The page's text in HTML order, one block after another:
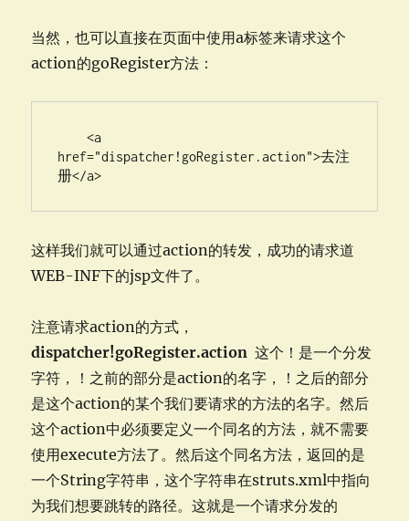
当然，也可以直接在页面中使用a标签来请求这个
action的goRegister方法：
    <a
href="dispatcher!goRegister.action">去注
册</a>
这样我们就可以通过action的转发，成功的请求道
WEB-INF下的jsp文件了。
注意请求action的方式，
dispatcher!goRegister.action 这个！是一个分发
字符，！之前的部分是action的名字，！之后的部分
是这个action的某个我们要请求的方法的名字。然后
这个action中必须要定义一个同名的方法，就不需要
使用execute方法了。然后这个同名方法，返回的是
一个String字符串，这个字符串在struts.xml中指向
为我们想要跳转的路径。这就是一个请求分发的